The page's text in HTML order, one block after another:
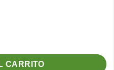
vía respiratoria) cantidad
CARRITO